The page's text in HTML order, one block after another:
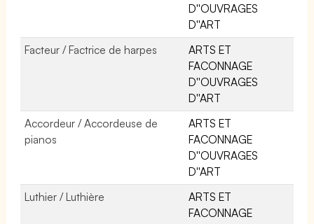
D''OUVRAGES
D''ART
Facteur / Factrice de harpes
ARTS ET
FACONNAGE
D''OUVRAGES
D''ART
Accordeur / Accordeuse de
pianos
ARTS ET
FACONNAGE
D''OUVRAGES
D''ART
Luthier / Luthière
ARTS ET
FACONNAGE